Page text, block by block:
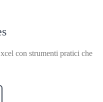
con strumenti pratici che